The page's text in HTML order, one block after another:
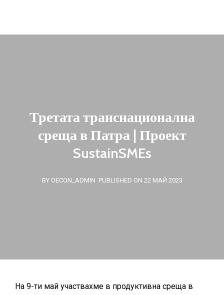
Третата транснационална
среща в Патра | Проект
SustainSMEs
BY OECON_ADMIN PUBLISHED ON 22 МАЙ 2023
На 9-ти май участвахме в продуктивна среща в